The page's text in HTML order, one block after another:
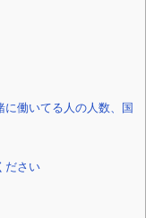
に働いてる人の人数、国
ださい